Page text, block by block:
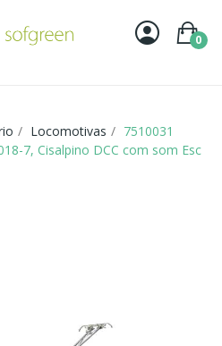
0
Locomotivas
7510031
7, Cisalpino DCC com som Esc